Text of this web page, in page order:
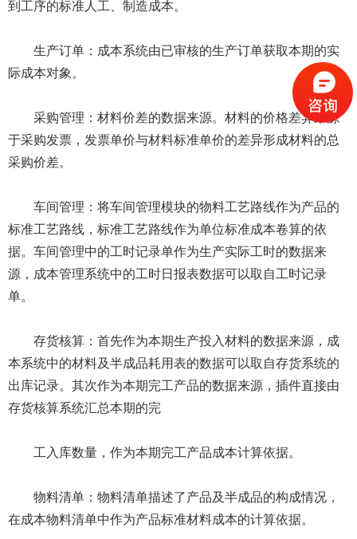
到工序的标准人工、制造成本。
生产订单：成本系统由已审核的生产订单获取本期的实
际成本对象。
采购管理：材料价差的数据来源。材料的价格差异来源
于采购发票，发票单价与材料标准单价的差异形成材料的总
采购价差。
车间管理：将车间管理模块的物料工艺路线作为产品的
标准工艺路线，标准工艺路线作为单位标准成本卷算的依
据。车间管理中的工时记录单作为生产实际工时的数据来
源，成本管理系统中的工时日报表数据可以取自工时记录
单。
存货核算：首先作为本期生产投入材料的数据来源，成
本系统中的材料及半成品耗用表的数据可以取自存货系统的
出库记录。其次作为本期完工产品的数据来源，插件直接由
存货核算系统汇总本期的完
工入库数量，作为本期完工产品成本计算依据。
物料清单：物料清单描述了产品及半成品的构成情况，
在成本物料清单中作为产品标准材料成本的计算依据。